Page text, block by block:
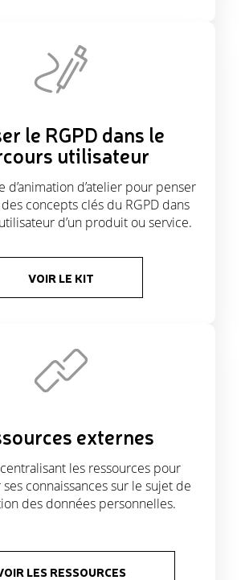
le RGPD dans le
utilisateur
d’animation d’atelier pour penser
concepts clés du RGPD dans
d’un produit ou service.
VOIR LE KIT
externes
les ressources pour
connaissances sur le sujet de
des données personnelles.
LES RESSOURCES